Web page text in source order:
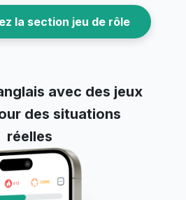
la section jeu de rôle
avec des jeux
des situations
réelles